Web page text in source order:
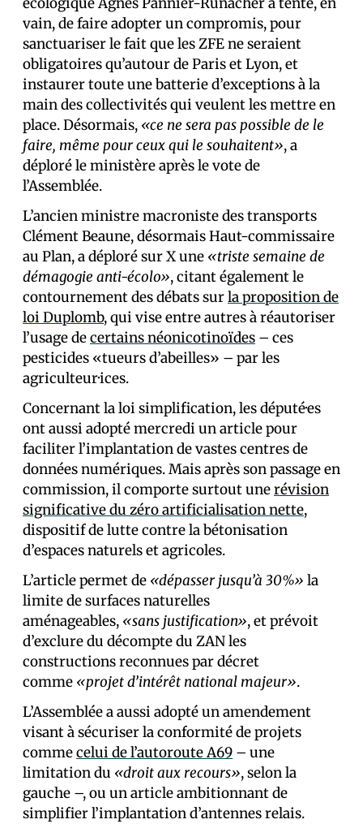
vain, de faire adopter un compromis, pour
sanctuariser le fait que les ZFE ne seraient
obligatoires qu’autour de Paris et Lyon, et
instaurer toute une batterie d’exceptions à la
main des collectivités qui veulent les mettre en
place. Désormais, «ce ne sera pas possible de le
faire, même pour ceux qui le souhaitent», a
déploré le ministère après le vote de
l’Assemblée.
L’ancien ministre macroniste des transports
Clément Beaune, désormais Haut-commissaire
au Plan, a déploré sur X une «triste semaine de
démagogie anti-écolo», citant également le
contournement des débats surla proposition de
loi Duplomb, qui vise entre autres à réautoriser
l’usage decertains néonicotinoïdes – ces
pesticides «tueurs d’abeilles» – par les
agriculteur·ices.
Concernant la loi simplification, les député·es
ont aussi adopté mercredi un article pour
faciliter l’implantation de vastes centres de
données numériques. Mais après son passage en
commission, il comporte surtout unerévision
significative du zéro artificialisation nette,
dispositif de lutte contre la bétonisation
d’espaces naturels et agricoles.
L’article permet de «dépasser jusqu’à 30%» la
limite de surfaces naturelles
aménageables, «sans justification», et prévoit
d’exclure du décompte du ZAN les
constructions reconnues par décret
comme «projet d’intérêt national majeur».
L’Assemblée a aussi adopté un amendement
visant à sécuriser la conformité de projets
commecelui de l’autoroute A69 – une
limitation du «droit aux recours», selon la
gauche –, ou un article ambitionnant de
simplifier l’implantation d’antennes relais.